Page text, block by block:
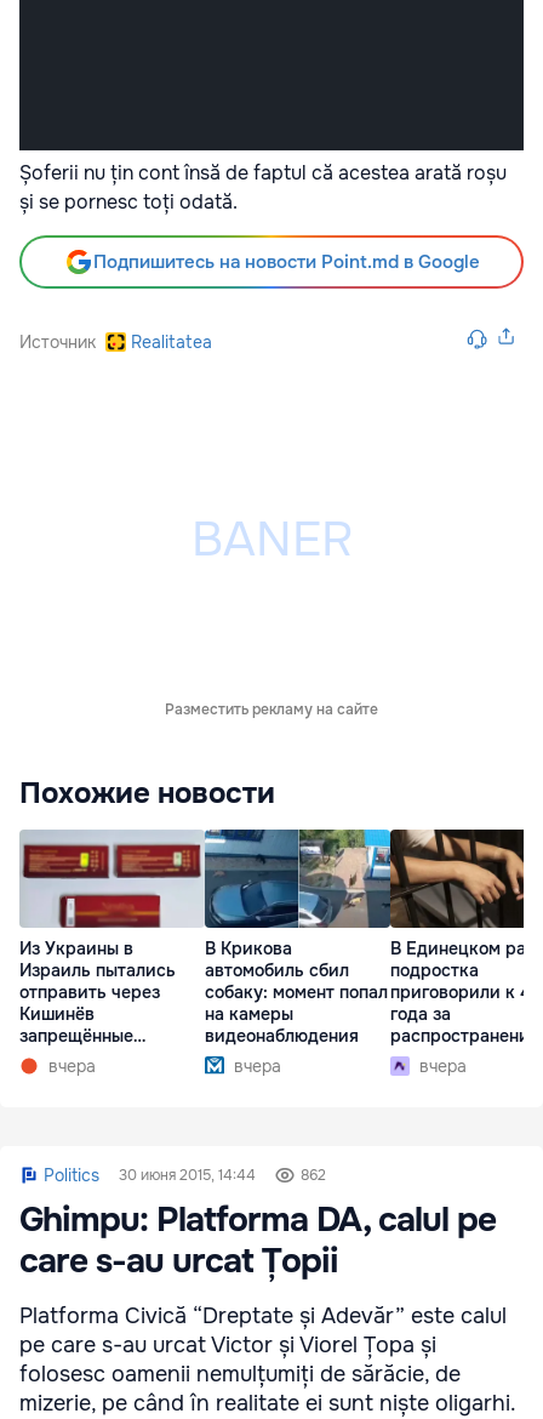
Șoferii nu țin cont însă de faptul că acestea arată roșu
și se pornesc toți odată.
Подпишитесь на новости Point.md в Google
Источник Realitatea
Разместить рекламу на сайте
Похожие новости
Из Украины в
Израиль пытались
отправить через
Кишинёв
запрещённые
препараты
вчера
В Крикова
автомобиль сбил
собаку: момент попал
на камеры
видеонаблюдения
вчера
В Единецком
подростка
приговорили к
года за
распространение
наркотиков
вчера
Politics 30 июня 2015, 14:44 862
Ghimpu: Platforma DA, calul pe
care s-au urcat Țopii
Platforma Civică “Dreptate și Adevăr” este calul
pe care s-au urcat Victor și Viorel Țopa și
folosesc oamenii nemulțumiți de sărăcie, de
mizerie, pe când în realitate ei sunt niște oligarhi.